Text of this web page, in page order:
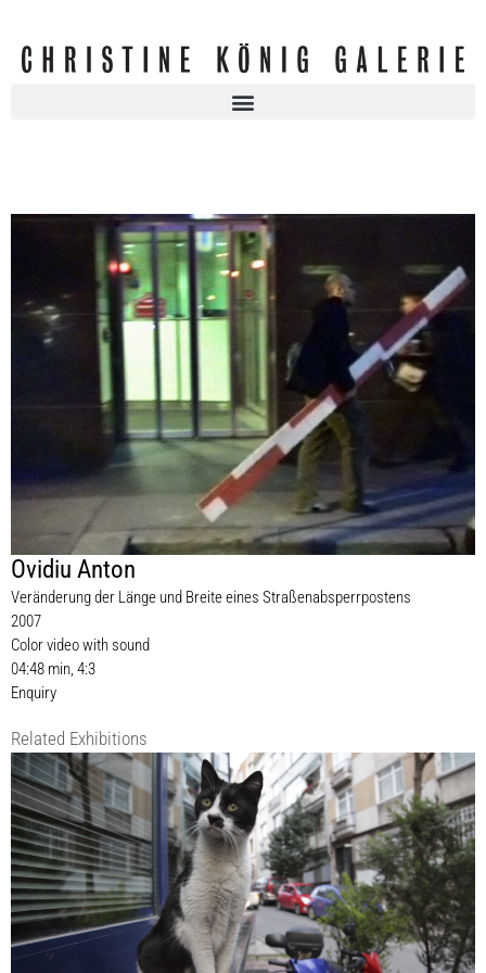
Ovidiu Anton
Veränderung der Länge und Breite eines Straßenabsperrpostens
2007
Color video with sound
04:48 min, 4:3
Enquiry
Related Exhibitions